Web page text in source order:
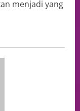
menjadi yang